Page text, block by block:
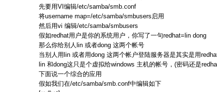
先要用VI编辑/etc/samba/smb.conf
将username map=/etc/samba/smbusers启用
然后用vi 编辑/etc/samba/smbusers
假如redhat用户是你的系统用户，你写了一句redhat=lin dong
那么你给别人lin 或者dong 这两个帐号
当别人用lin 或者用dong 这两个帐户登陆服务器是其实是用
lin 和dong这只是个虚拟给windows 主机的帐号，(密码还是
下面说一个综合的应用
假如我们在/etc/samba/smb.conf中编辑如下